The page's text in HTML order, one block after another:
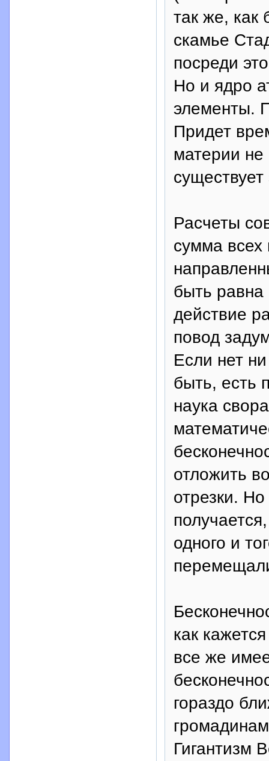
так же, как
скамье
посреди
Но и ядро
элементы.
Придет
материи
существует
Расчеты
сумма всех
быть
действие
повод
Если нет
быть, есть
наука
отложить
отрезки.
одного и
как
все же
гораздо
Гигантизм